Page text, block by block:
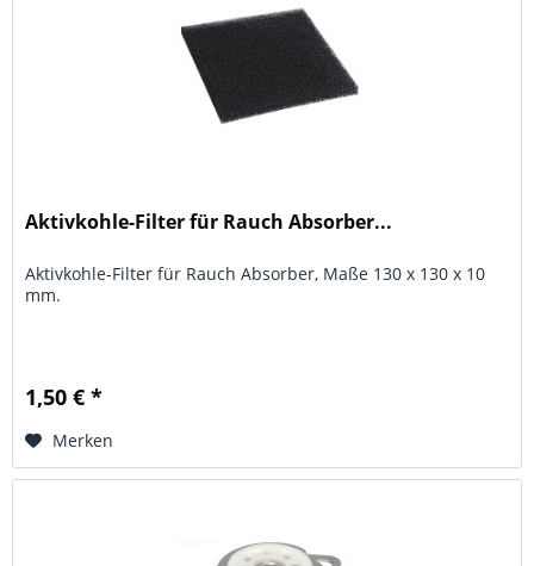
Aktivkohle-Filter für Rauch Absorber...
Aktivkohle-Filter für Rauch Absorber, Maße 130 x 130 x 10
mm.
1,50 € *
Merken